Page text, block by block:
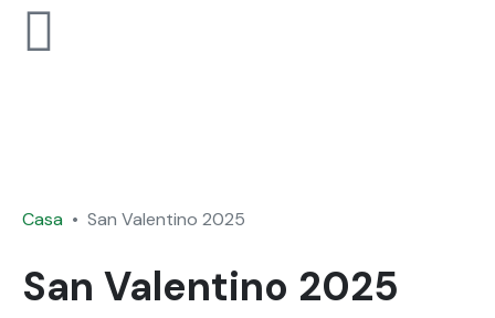
Casa San Valentino 2025
San Valentino 2025